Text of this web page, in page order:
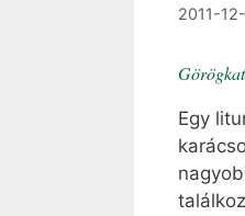
2011-
Egy